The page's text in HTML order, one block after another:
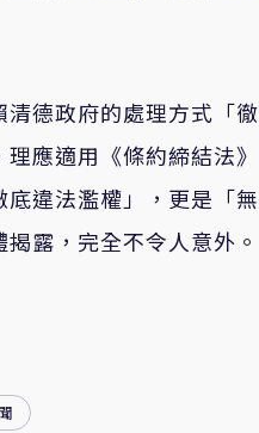
德政府的處理方式「徹
應適用《條約締結法》
違法濫權」，更是「無
露，完全不令人意外。